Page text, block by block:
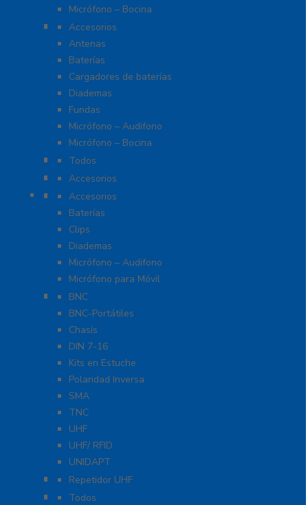
Micrófono – Bocina
Accesorios para ICOM
Accesorios
Antenas
Baterías
Cargadores de baterías
Diademas
Fundas
Micrófono – Audifono
Micrófono – Bocina
Radios Amateur
Todos
Accesorios para Otras Marcas
Accesorios
Accesorios Para Motorola
Accesorios
Baterías
Clips
Diademas
Micrófono – Audifono
Micrófono para Móvil
Adaptadores
BNC
BNC-Portátiles
Chasís
DIN 7-16
Kits en Estuche
Polaridad Inversa
SMA
TNC
UHF
UHF/ RFID
UNIDAPT
Repetidores para Radiocomunicación
Repetidor UHF
Radio Sobre Celular PoC
Todos